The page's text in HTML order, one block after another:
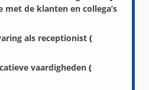
met de klanten en collega’s
als receptionist (
vaardigheden (